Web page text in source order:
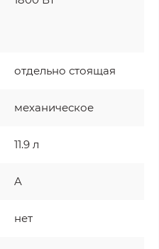
отдельно стоящая
механическое
11.9 л
A
нет